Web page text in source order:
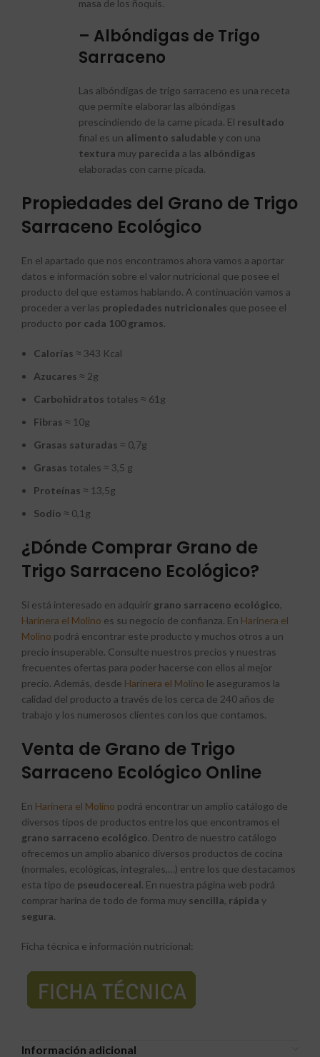
masa de los ñoquis.
– Albóndigas de Trigo
Sarraceno
Las albóndigas de trigo sarraceno es una receta
que permite elaborar las albóndigas
prescindiendo de la carne picada. El resultado
final es un alimento saludable y con una
textura muy parecida a las albóndigas
elaboradas con carne picada.
Propiedades del Grano de Trigo
Sarraceno Ecológico
En el apartado que nos encontramos ahora vamos a aportar
datos e información sobre el valor nutricional que posee el
producto del que estamos hablando. A continuación vamos a
proceder a ver las propiedades nutricionales que posee el
producto por cada 100 gramos.
Calorías ≈ 343 Kcal
Azucares ≈ 2g
Carbohidratos totales ≈ 61g
Fibras ≈ 10g
Grasas saturadas ≈ 0,7g
Grasas totales ≈ 3,5 g
Proteínas ≈ 13,5g
Sodio ≈ 0,1g
¿Dónde Comprar Grano de
Trigo Sarraceno Ecológico?
Si está interesado en adquirir grano sarraceno ecológico,
Harinera el Molino es su negocio de confianza. En Harinera el
Molino podrá encontrar este producto y muchos otros a un
precio insuperable. Consulte nuestros precios y nuestras
frecuentes ofertas para poder hacerse con ellos al mejor
precio. Además, desde Harinera el Molino le aseguramos la
calidad del producto a través de los cerca de 240 años de
trabajo y los numerosos clientes con los que contamos.
Venta de Grano de Trigo
Sarraceno Ecológico Online
En Harinera el Molino podrá encontrar un amplio catálogo de
diversos tipos de productos entre los que encontramos el
grano sarraceno ecológico. Dentro de nuestro catálogo
ofrecemos un amplio abanico diversos productos de cocina
(normales, ecológicas, integrales,…) entre los que destacamos
esta tipo de pseudocereal. En nuestra página web podrá
comprar harina de todo de forma muy sencilla, rápida y
segura.
Ficha técnica e información nutricional:
Información adicional